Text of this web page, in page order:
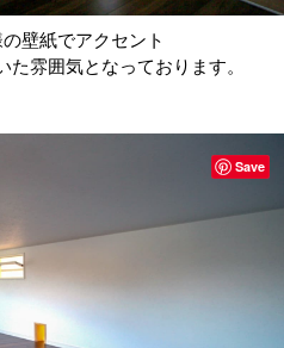
壁紙でアクセント
雰囲気となっております。
Save